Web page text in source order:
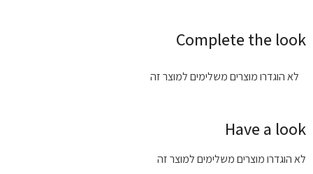
Complete the look
לא הוגדרו מוצרים משלימים למוצר זה
Have a look
לא הוגדרו מוצרים משלימים למוצר זה